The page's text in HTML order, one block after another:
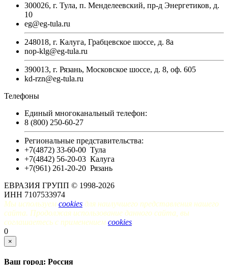
300026, г. Тула, п. Менделеевский, пр-д Энергетиков, д.
10
eg@eg-tula.ru
248018, г. Калуга, Грабцевское шоссе, д. 8а
nop-klg@eg-tula.ru
390013, г. Рязань, Московское шоссе, д. 8, оф. 605
kd-rzn@eg-tula.ru
Телефоны
Единый многоканальный телефон:
8 (800) 250-60-27
Региональные представительства:
+7(4872) 33-60-00 Тула
+7(4842) 56-20-03 Калуга
+7(961) 261-20-20 Рязань
ЕВРАЗИЯ ГРУПП © 1998-2026
ИНН 7107533974
Мы используем cookies для наилучшего представления нашего
сайта. Продолжая использование данного сайта, вы
соглашаетесь с применением cookies.
0
×
Ваш город: Россия